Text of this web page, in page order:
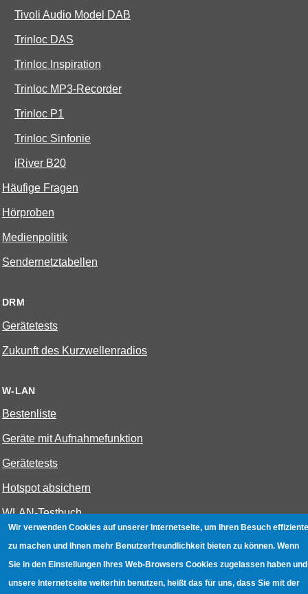
Tivoli Audio Model DAB
Trinloc DAS
Trinloc Inspiration
Trinloc MP3-Recorder
Trinloc P1
Trinloc Sinfonie
iRiver B20
Häufige Fragen
Hörproben
Medienpolitik
Sendernetztabellen
DRM
Gerätetests
Zukunft des Kurzwellenradios
W-LAN
Bestenliste
Geräte mit Aufnahmefunktion
Gerätetests
Hotspot absichern
WLAN-Testbuch
Wir verwenden Cookies auf unserer Internetseite, um Ihren Besuch
zu machen und Ihnen mehr Benutzerfreundlichkeit bieten zu können. Wenn
Sie in den Einstellungen Ihres Web-Browsers Cookies zugelassen haben und
unsere Internetseite weiterhin benutzen, heißt das für uns, dass Sie mit der